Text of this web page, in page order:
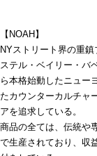
【NOAH】
NYストリート界の重
ステル・ベイリー・バ
ら本格始動したニュー
たカウンターカルチャ
アを追求している。
商品の全ては、伝統や
で生産されており、収